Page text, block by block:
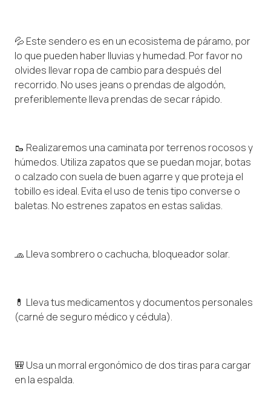
💦 Este sendero es en un ecosistema de páramo, por
lo que pueden haber lluvias y humedad. Por favor no
olvides llevar ropa de cambio para después del
recorrido. No uses jeans o prendas de algodón,
preferiblemente lleva prendas de secar rápido.
🥾 Realizaremos una caminata por terrenos rocosos y
húmedos. Utiliza zapatos que se puedan mojar, botas
o calzado con suela de buen agarre y que proteja el
tobillo es ideal. Evita el uso de tenis tipo converse o
baletas. No estrenes zapatos en estas salidas.
🧢 Lleva sombrero o cachucha, bloqueador solar.
💊 Lleva tus medicamentos y documentos personales
(carné de seguro médico y cédula).
🎒 Usa un morral ergonómico de dos tiras para cargar
en la espalda.